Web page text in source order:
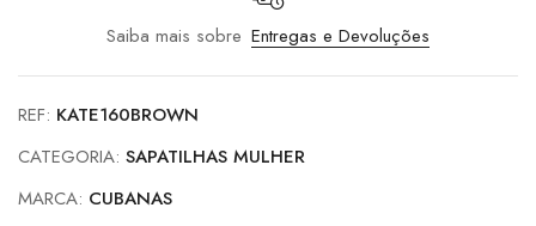
Saiba mais sobre Entregas e Devoluções
REF: KATE160BROWN
CATEGORIA: SAPATILHAS MULHER
MARCA: CUBANAS